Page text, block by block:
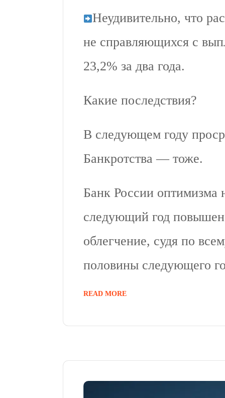
Неудивительно, что
не справляющихся с
23,2% за два года.
Какие последствия?
В следующем году
Банкротства — тоже.
Банк России оптимизма
следующий год
облегчение, судя по
половины следующего
READ MORE